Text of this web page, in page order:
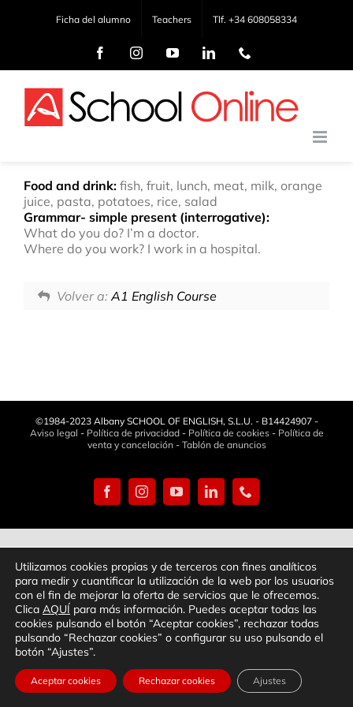
Ficha del alumno Teachers Tlf. +34 608058334
FacebookInstagramYouTubeLinkedIn
Food and drink: fish, fruit, lunch, meat, milk, orange
juice, pasta, potatoes, rice, salad
Grammar- simple present (interrogative):
What do you do? I’m a doctor.
Where do you work? I work in a hospital.
Volver a:A1 English Course
©1984-2023 Albany SCHOOL OF ENGLISH, S.L.U. - B14424907 -
Aviso legal - Política de privacidad- Política de cookies- Política de
venta y cancelación- Tablón de anuncios
FacebookInstagramYouTubeLinkedIn
Utilizamos cookies propias y de terceros con fines analíticos
para medir y cuantificar la utilización de la web por los usuarios
con el fin de mejorar la oferta de servicios que le ofrecemos.
Clica AQUÍ para más información. Puedes aceptar todas las
cookies pulsando el botón “Aceptar cookies”, rechazar todas
pulsando “Rechazar cookies” o configurar su uso pulsando el
botón “Ajustes”.
Aceptar cookies Rechazar cookies Ajustes